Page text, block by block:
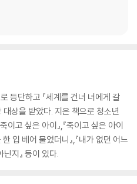
등단하고 『세계를 건너 너에게 갈
상을 받았다. 지은 책으로 청소년
이고 싶은 아이』,『죽이고 싶은 아이
한 입 베어 물었더니』,『내가 없던 어느
지』 등이 있다.